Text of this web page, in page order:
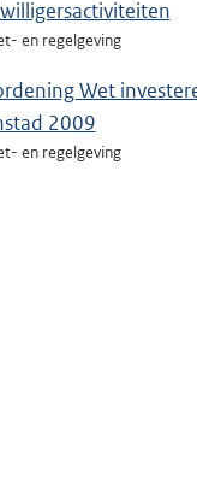
en regelgeving
Wet
2009
en regelgeving